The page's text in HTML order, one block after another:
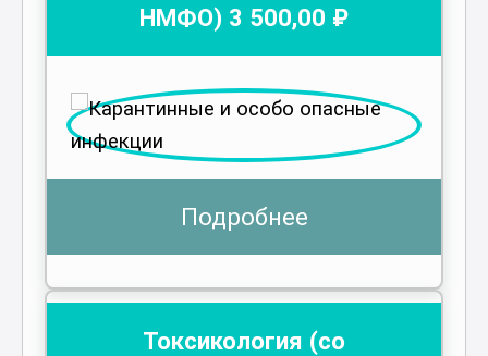
НМФО) 3 500,00 ₽
Подробнее
Токсикология (со